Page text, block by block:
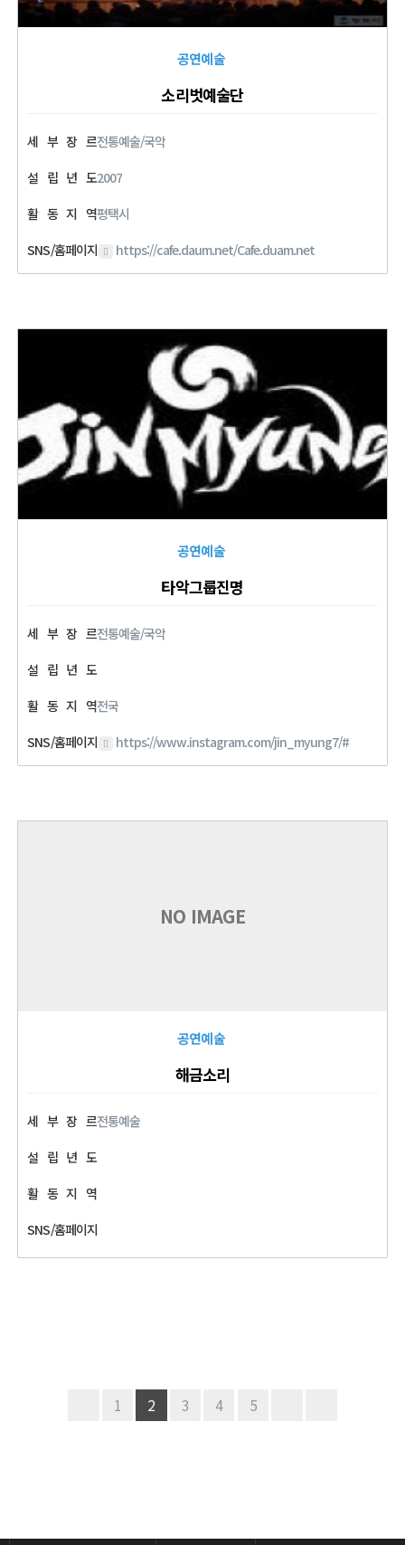
공연예술
소리벗예술단
세 부 장 르전통예술/국악
설 립 년 도2007
활 동 지 역평택시
SNS/홈페이지
https://cafe.daum.net/Cafe.duam.net
공연예술
타악그룹진명
세 부 장 르전통예술/국악
설 립 년 도
활 동 지 역전국
SNS/홈페이지
https://www.instagram.com/jin_myung7/#
NO IMAGE
공연예술
해금소리
세 부 장 르전통예술
설 립 년 도
활 동 지 역
SNS/홈페이지
1 2 3 4 5